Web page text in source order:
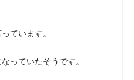
ています。
っていたそうです。